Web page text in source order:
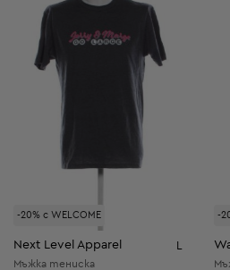
-20% с WELCOME
Next Level Apparel L
Мъжка тениска
-